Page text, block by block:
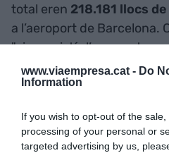
www.viaempresa.cat - Do
Information
If you wish to opt-out of the
processing of your personal or
targeted advertising by us,
total eren 218.181 llocs
a l’aeroport de Barcelona.
"si no existís l’aeroport
desapareixerien".
Quin és el rol
de Reus i de